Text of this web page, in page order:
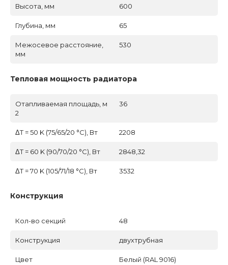
Высота, мм 600
Глубина, мм 65
Межосевое расстояние,
мм
530
Тепловая мощность радиатора
Отапливаемая площадь, м
2
36
ΔT = 50 K (75/65/20 °C), Вт 2208
ΔT = 60 K (90/70/20 °C), Вт 2848,32
ΔT = 70 K (105/71/18 °C), Вт 3532
Конструкция
Кол-во секций 48
Конструкция двухтрубная
Цвет Белый (RAL 9016)